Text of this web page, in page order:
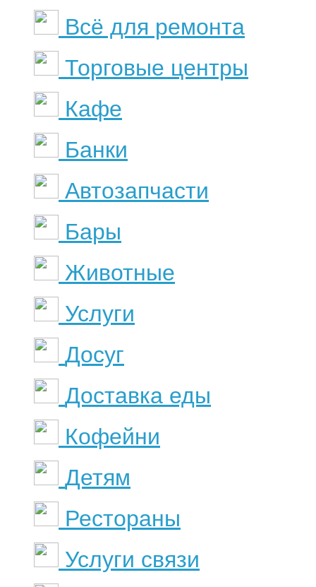
Всё для ремонта
Торговые центры
Кафе
Банки
Автозапчасти
Бары
Животные
Услуги
Досуг
Доставка еды
Кофейни
Детям
Рестораны
Услуги связи